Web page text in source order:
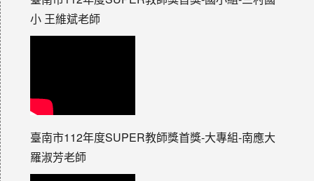
小 王維斌老師
臺南市112年度SUPER教師獎首獎-大專組-南應大
羅淑芳老師